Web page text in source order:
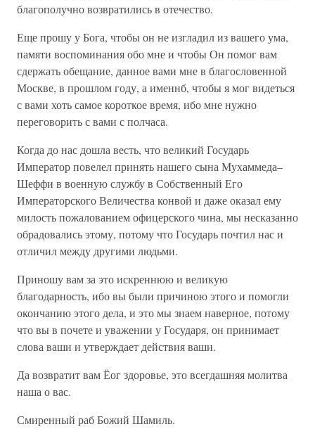
благополучно возвратились в отечество.
Еще прошу у Бога, чтобы он не изгладил из вашего ума,
памяти воспоминания обо мне и чтобы Он помог вам
сдержать обещание, данное вами мне в благословенной
Москве, в прошлом году, а именнб, чтобы я мог видеться
с вами хоть самое короткое время, ибо мне нужно
переговорить с вами с полчаса.
Когда до нас дошла весть, что великий Государь
Император повелел принять нашего сына Мухаммеда–
Шеффи в военную службу в Собственный Его
Императорского Величества конвой и даже оказал ему
милость пожалованием офицерского чина, мы несказанно
обрадовались этому, потому что Государь почтил нас и
отличил между другими людьми.
Приношу вам за это искреннюю и великую
благодарность, ибо вы были причиною этого и помогли
окончанию этого дела, и это мы знаем наверное, потому
что вы в почете и уважении у Государя, он принимает
слова ваши и утверждает действия ваши.
Да возвратит вам Ёог здоровье, это всегдашняя молитва
наша о вас.
Смиренный раб Божий Шамиль.